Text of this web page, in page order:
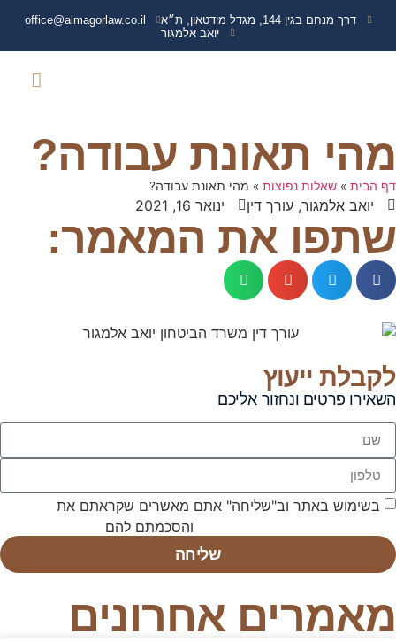
דרך מנחם בגין 144, מגדל מידטאון, ת״א
office@almagorlaw.co.il
יואב אלמגור
מהי תאונת עבודה?
דף הבית » שאלות נפוצות » מהי תאונת עבודה?
יואב אלמגור, עורך דין ינואר 16, 2021
שתפו את המאמר:
לקבלת ייעוץ
השאירו פרטים ונחזור אליכם
בשימוש באתר וב"שליחה" אתם מאשרים שקראתם את
והסכמתם להם
שליחה
מאמרים אחרונים